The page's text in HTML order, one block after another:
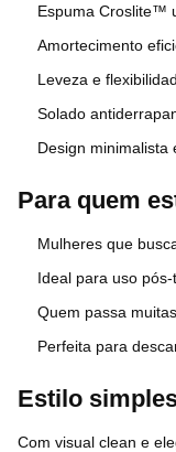
Espuma Croslite™
Amortecimento
Leveza e
Solado
Design minimalista
Para quem
Mulheres que
Ideal para uso
Quem passa
Perfeita para
Estilo
Com visual clean e